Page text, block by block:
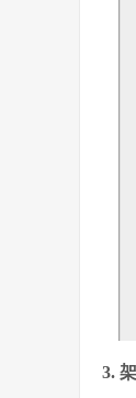
3.